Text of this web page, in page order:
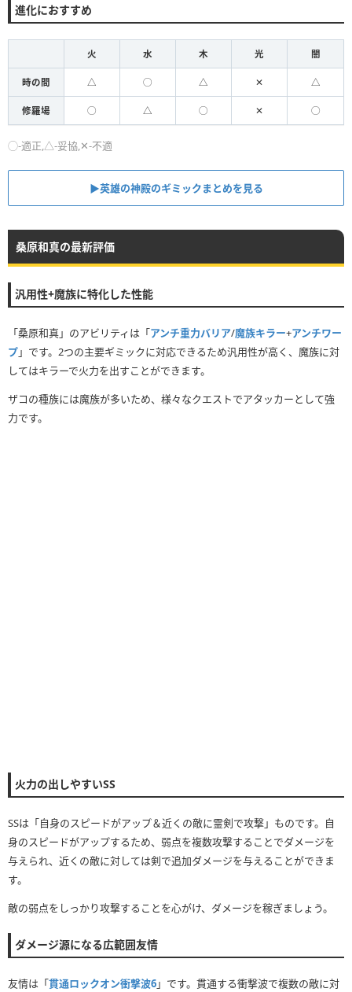
進化におすすめ
火 水 木 光 闇
時の間 △ ◯ △ ✕ △
修羅場 ◯ △ ◯ ✕ ◯
◯-適正,△-妥協,✕-不適
▶英雄の神殿のギミックまとめを見る
桑原和真の最新評価
汎用性+魔族に特化した性能
「桑原和真」のアビリティは「アンチ重力バリア/魔族キラー+アンチワー
プ」です。2つの主要ギミックに対応できるため汎用性が高く、魔族に対
してはキラーで火力を出すことができます。
ザコの種族には魔族が多いため、様々なクエストでアタッカーとして強
力です。
火力の出しやすいSS
SSは「自身のスピードがアップ＆近くの敵に霊剣で攻撃」ものです。自
身のスピードがアップするため、弱点を複数攻撃することでダメージを
与えられ、近くの敵に対しては剣で追加ダメージを与えることができま
す。
敵の弱点をしっかり攻撃することを心がけ、ダメージを稼ぎましょう。
ダメージ源になる広範囲友情
友情は「貫通ロックオン衝撃波6」です。貫通する衝撃波で複数の敵に対